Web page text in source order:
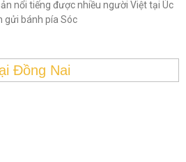
nổi tiếng được nhiều người Việt tại Úc
gửi bánh pía Sóc